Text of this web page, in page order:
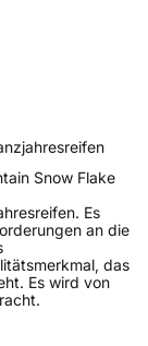
Snow Flake
Es
an die
das
Es wird von